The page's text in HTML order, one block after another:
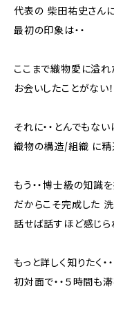
代表の 柴田祐史さん
最初の印象は・・
ここまで織物愛に溢
お会いしたことがない！
それに・・とんでもな
織物の構造/組織 に精
もう・・博士級の知識
だからこそ完成した
話せば話すほど感じら
もっと詳しく知りたく・・
初対面で・・５時間も滞